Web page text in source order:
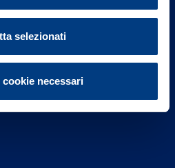
selezionati
cookie necessari